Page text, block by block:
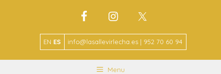
EN ES info@lasallevirlecha.es | 952 70 60 94
Menu